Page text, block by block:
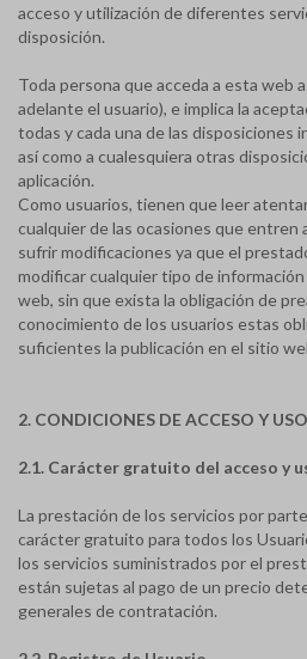
acceso y utilización de diferentes
disposición.
Toda persona que acceda a esta web
adelante el usuario), e implica la
todas y cada una de las disposiciones
así como a cualesquiera otras
aplicación.
Como usuarios, tienen que leer
cualquier de las ocasiones que entren
sufrir modificaciones ya que el
modificar cualquier tipo de
web, sin que exista la obligación de
conocimiento de los usuarios estas
suficientes la publicación en el sitio
2. CONDICIONES DE ACCESO Y
2.1. Carácter gratuito del acceso y
La prestación de los servicios por
carácter gratuito para todos los
los servicios suministrados por el
están sujetas al pago de un precio
generales de contratación.